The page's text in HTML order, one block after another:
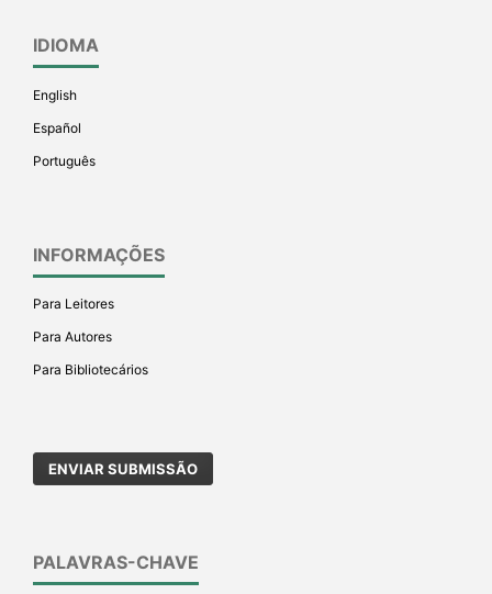
IDIOMA
English
Español
Português
INFORMAÇÕES
Para Leitores
Para Autores
Para Bibliotecários
ENVIAR SUBMISSÃO
PALAVRAS-CHAVE